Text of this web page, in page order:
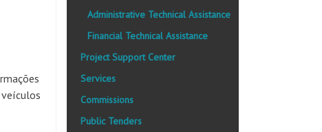
veículos
Administrative Technical Assistance
Financial Technical Assistance
Project Support Center
Services
Commissions
Public Tenders